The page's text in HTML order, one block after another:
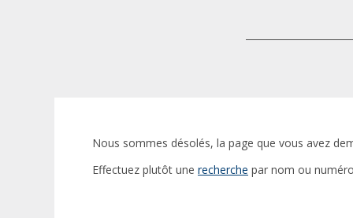
Nous sommes désolés, la page que vous avez
Effectuez plutôt une recherche par nom ou